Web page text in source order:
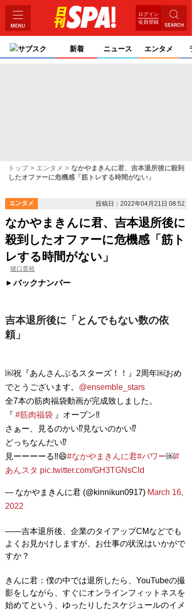
ログイン
会員登録
サブスク 新着 ニュース エンタメ
トップ エンタメ
なかやまきんに君、吉本退所後に殺到
したオファーに危機感「筋トレする時間がない」
エンタメ 投稿日：2022年04月21日 08:52
なかやまきんに君、吉本退所後に
殺到したオファーに危機感「筋ト
レする時間がない」
猪口貴裕
バックナンバー
吉本退所後に「とんでもない数の依
頼」
￼祝『あんさんぶるスターズ！！』2周年￼おめ
でとうございます。 @ensemble_stars
全7本の筋肉福袋動画が完成致しました。
『 #筋肉福袋 』オープン‼︎
さぁー、見るのかい⁉︎見ないのかい⁉︎
どっちなんだい⁉︎
見ーーーーる‼︎😄#なかやまきんに君#パワー￼#
あんスタ pic.twitter.com/GH3TGNsCld
— なかやまきんに君 (@kinnikun0917) March 16,
2022
――吉本退所後、企業のタイアップCMなどでも
よくお見かけしますが、お仕事の状況はいかがで
すか？
きんに君：僕の中では退所したら、YouTubeの撮
影をしながら、すぐにオンラインフィットネスを
始めてという、ゆったりしたスケジュールのイメ